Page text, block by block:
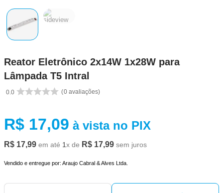
Reator Eletrônico 2x14W 1x28W para
Lâmpada T5 Intral
0.0 0 avaliações
R$ 17,09 à vista no PIX
R$ 17,99 em até 1x de R$ 17,99 sem juros
Vendido e entregue por: Araujo Cabral & Alves Ltda.